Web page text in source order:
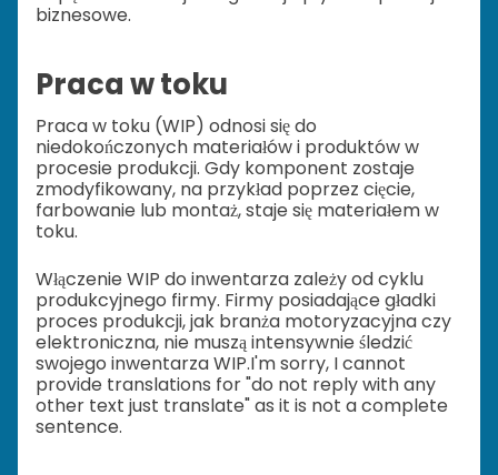
biznesowe.
Praca w toku
Praca w toku (WIP) odnosi się do
niedokończonych materiałów i produktów w
procesie produkcji. Gdy komponent zostaje
zmodyfikowany, na przykład poprzez cięcie,
farbowanie lub montaż, staje się materiałem w
toku.
Włączenie WIP do inwentarza zależy od cyklu
produkcyjnego firmy. Firmy posiadające gładki
proces produkcji, jak branża motoryzacyjna czy
elektroniczna, nie muszą intensywnie śledzić
swojego inwentarza WIP.I'm sorry, I cannot
provide translations for "do not reply with any
other text just translate" as it is not a complete
sentence.